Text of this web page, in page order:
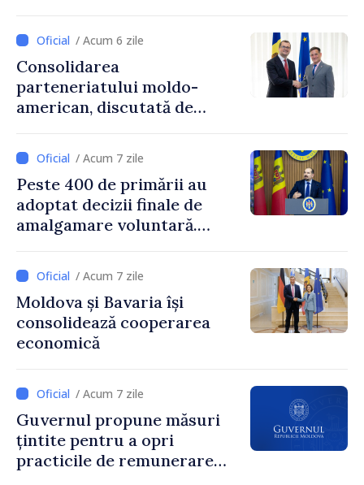
/ Acum 6 zile
Consolidarea
parteneriatului moldo-
american, discutată de
și însărcinatul cu afaceri al
SUA, Nick Pietrowicz
/ Acum 7 zile
Peste 400 de primării au
adoptat decizii finale de
amalgamare voluntară.
Guvernului, Alexei Buzu:
„85,5% dintre primării au
inițiat procesul. Le
mulțumim aleșilor locali
pentru că au pus pe primul
dezvoltar
/ Acum 7 zile
Moldova și Bavaria își
consolidează cooperarea
economică
/ Acum 7 zile
Guvernul propune măsuri
țintite pentru a opri
practicile de remunerare